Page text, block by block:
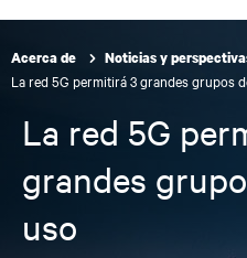
Acerca de Noticias y
La red 5G permitirá 3 grandes grupos
La red 5G
grandes
uso